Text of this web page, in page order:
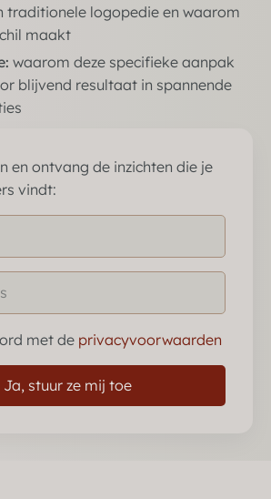
traditionele logopedie en waarom
maakt
waarom deze specifieke aanpak
blijvend resultaat in spannende
en ontvang de inzichten die je
vindt:
met de privacyvoorwaarden
Ja, stuur ze mij toe